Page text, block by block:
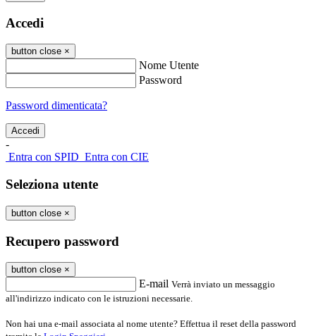
Accedi
button close ×
Nome Utente
Password
Password dimenticata?
-
Entra con SPID Entra con CIE
Seleziona utente
button close ×
Recupero password
button close ×
E-mail Verrà inviato un messaggio
all'indirizzo indicato con le istruzioni necessarie.
Non hai una e-mail associata al nome utente? Effettua il reset della password